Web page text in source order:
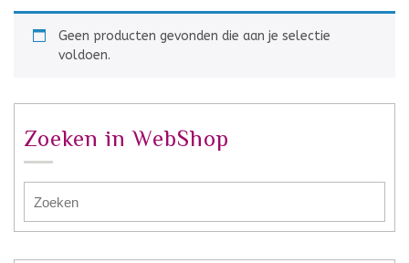
Geen producten gevonden die aan je selectie
voldoen.
Zoeken in WebShop